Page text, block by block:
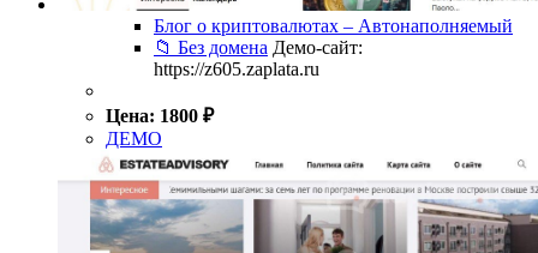
Блог о криптовалютах – Автонаполняемый
📁 Без домена Демо-сайт:
https://z605.zaplata.ru
Цена: 1800 ₽
ДЕМО